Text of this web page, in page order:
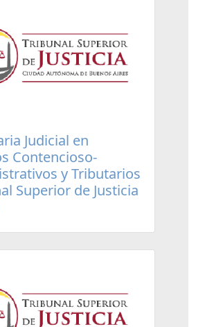
Judicial en
Contencioso-
y Tributarios
Superior de Justicia